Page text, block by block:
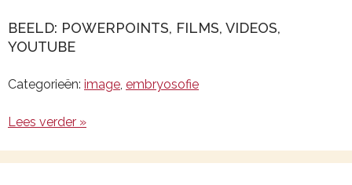
BEELD: POWERPOINTS, FILMS, VIDEOS,
YOUTUBE
Categorieën: image, embryosofie
Lees verder »